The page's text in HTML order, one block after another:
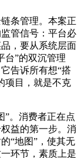
条管理。本案正
管信号：平台必
，要从系统层面
台”的双沉管理
告诉所有想“搭
项目，就是不克
。消费者正在点
益的第一步。消
“地图”，使其无
环节，素质上是